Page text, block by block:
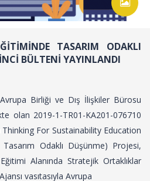
TASARIM ODAKLI
BÜLTENİ YAYINLANDI
Birliği ve Dış İlişkiler Bürosu
olan 2019-1-TR01-KA201-076710
For Sustainability Education
Odaklı Düşünme) Projesi,
Alanında Stratejik Ortaklıklar
vasıtasıyla Avrupa